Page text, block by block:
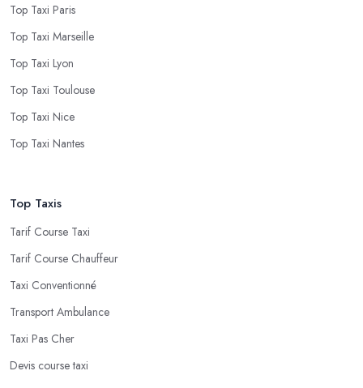
Top Taxi Paris
Top Taxi Marseille
Top Taxi Lyon
Top Taxi Toulouse
Top Taxi Nice
Top Taxi Nantes
Top Taxis
Tarif Course Taxi
Tarif Course Chauffeur
Taxi Conventionné
Transport Ambulance
Taxi Pas Cher
Devis course taxi